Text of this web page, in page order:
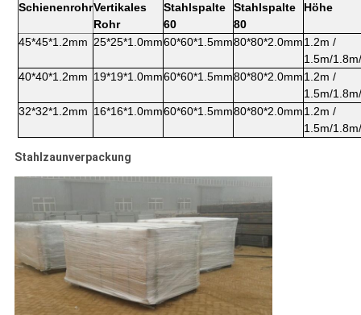
SchienenrohrVertikales
Rohr
Stahlspalte
60
Stahlspalte
80
Höhe
45*45*1.2mm 25*25*1.0mm60*60*1.5mm80*80*2.0mm1.2m /
1.5m/
40*40*1.2mm 19*19*1.0mm60*60*1.5mm80*80*2.0mm1.2m /
1.5m/
32*32*1.2mm 16*16*1.0mm60*60*1.5mm80*80*2.0mm1.2m /
1.5m/
Stahlzaunverpackung